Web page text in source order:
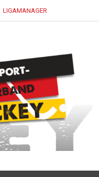
LIGAMANAGER